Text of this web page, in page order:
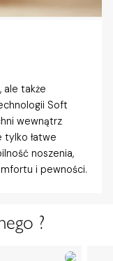
ale także
Soft
wewnątrz
tylko łatwe
noszenia,
i pewności.
?